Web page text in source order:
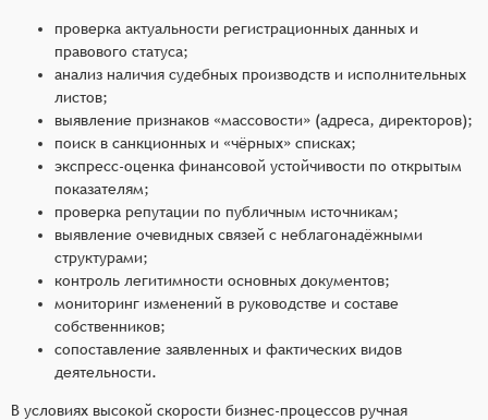
проверка актуальности регистрационных данных и
правового статуса;
анализ наличия судебных производств и исполнительных
листов;
выявление признаков «массовости» (адреса, директоров);
поиск в санкционных и «чёрных» списках;
экспресс‑оценка финансовой устойчивости по открытым
показателям;
проверка репутации по публичным источникам;
выявление очевидных связей с неблагонадёжными
структурами;
контроль легитимности основных документов;
мониторинг изменений в руководстве и составе
собственников;
сопоставление заявленных и фактических видов
деятельности.
В условиях высокой скорости бизнес‑процессов ручная